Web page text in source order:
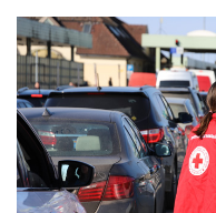
e
c
o